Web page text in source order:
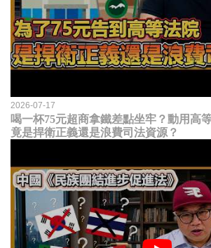
2026-07-17
喝一杯75元超商拿鐵差點坐牢？動用高
竟是捍衛正義還是浪費司法資源？